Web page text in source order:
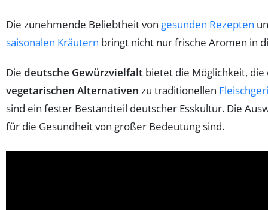
Die zunehmende Beliebtheit von gesunden Rezepten
saisonalen Kräutern bringt nicht nur frische Aromen in
Die deutsche Gewürzvielfalt bietet die Möglichkeit, die
vegetarischen Alternativen zu traditionellen
sind ein fester Bestandteil deutscher Esskultur. Die
für die Gesundheit von großer Bedeutung sind.